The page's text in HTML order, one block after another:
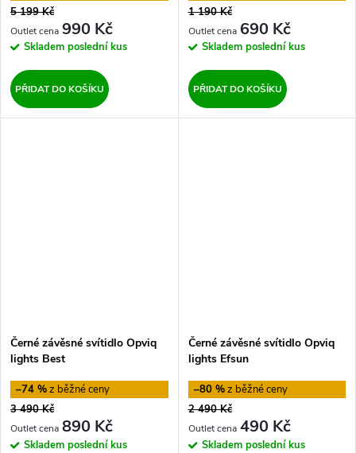
5 199 Kč
990 Kč
Skladem poslední kus
PŘIDAT DO KOŠÍKU
1 190 Kč
690 Kč
Skladem poslední kus
PŘIDAT DO KOŠÍKU
Černé závěsné svítidlo Opviq
lights Best
–74 %
3 490 Kč
890 Kč
Skladem poslední kus
Černé závěsné svítidlo Opviq
lights Efsun
–80 %
2 490 Kč
490 Kč
Skladem poslední kus